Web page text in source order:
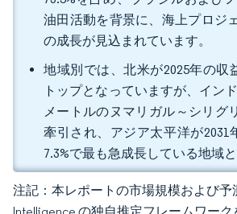
油田活動を背景に、海上プロジ
の成長が見込まれています。
地域別では、北米が2025年の収
トップとなっていますが、イン
メートルのヌマリガル～シリグ
牽引され、アジア太平洋が2031
7.3%で最も急成長している地域
注記：本レポートの市場規模および予